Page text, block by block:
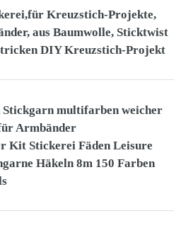
Kreuzstich-Projekte,
aus Baumwolle, Sticktwist
DIY Kreuzstich-Projekt
multifarben weicher
Armbänder
Kit Stickerei Fäden Leisure
Häkeln 8m 150 Farben